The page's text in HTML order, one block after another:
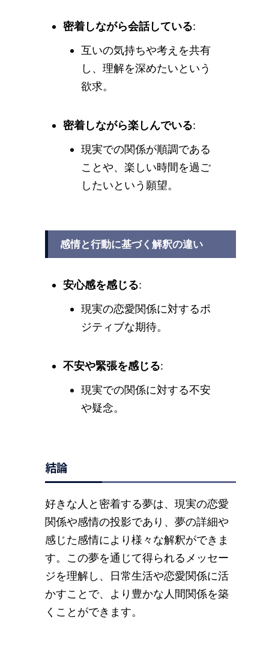
密着しながら会話している:
互いの気持ちや考えを共有
し、理解を深めたいという
欲求。
密着しながら楽しんでいる:
現実での関係が順調である
ことや、楽しい時間を過ご
したいという願望。
感情と行動に基づく解釈の違い
安心感を感じる:
現実の恋愛関係に対するポ
ジティブな期待。
不安や緊張を感じる:
現実での関係に対する不安
や疑念。
結論
好きな人と密着する夢は、現実の恋愛
関係や感情の投影であり、夢の詳細や
感じた感情により様々な解釈ができま
す。この夢を通じて得られるメッセー
ジを理解し、日常生活や恋愛関係に活
かすことで、より豊かな人間関係を築
くことができます。